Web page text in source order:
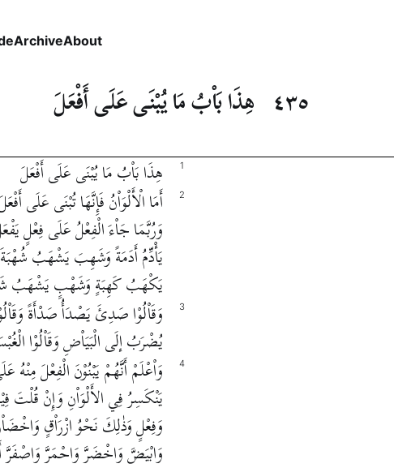
ArchiveAbout
٤٣٥ هِذَا بَاْبُ مَا يُبْنَى عَلَى أَفْعَلَ
هِذَا بَاْبُ مَا يُبْنَى عَلَى أَفْعَلَ
1
أَمَا الْأَلْوَاْنُ فَإِنَّهَا تُبْنَى عَلَى
وَرُبَّمَا جَاْءَ الْفِعْلُ عَلَى فِعْلٍ
يَأْدِّمُ أَدَمَةً وَشَهِبَ يَشْهَبُ
يَكْهَبُ كَهِبَةٍ وَشَهْبٍ يَشْهَبُ
2
وَقَاْلُوْا صَدِئَ يَصْدَأُ صَدْأَةً
يُضْرَبُ إلَى الْبَيَاْضِ وَقَاْلُوْا
3
وَاْعْلَمْ أَنَّهُمْ يَبْنُوْنَ الْفِعْلَ مِنْهُ
يَنْكَسِرُ فِي الأَلْوَاْنِ وَإِنْ قُلْتَ
وَفِعْلٍ وَذٰلِكَ نَحْوُ ازْرَاْقٍ
وَابْيَضَّ وَاخْضَرَّ وَاحْمَرَّ وَاصْفَرَّ
4